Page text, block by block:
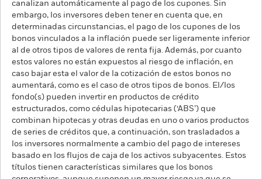
canalizan automáticamente al pago de los cupones. Sin
embargo, los inversores deben tener en cuenta que, en
determinadas circunstancias, el pago de los cupones de los
bonos vinculados a la inflación puede ser ligeramente inferior
al de otros tipos de valores de renta fija. Además, por cuanto
estos valores no están expuestos al riesgo de inflación, en
caso bajar esta el valor de la cotización de estos bonos no
aumentará, como es el caso de otros tipos de bonos. El/los
fondo(s) pueden invertir en productos de crédito
estructurados, como cédulas hipotecarias (‘ABS’) que
combinan hipotecas y otras deudas en uno o varios productos
de series de créditos que, a continuación, son trasladados a
los inversores normalmente a cambio del pago de intereses
basado en los flujos de caja de los activos subyacentes. Estos
títulos tienen características similares que los bonos